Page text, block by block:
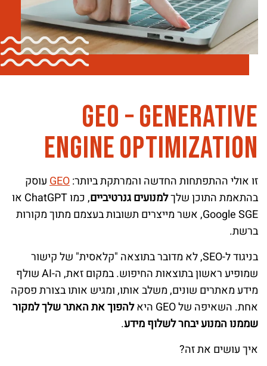
GEO –Generative
EngineOptimization
זו אולי ההתפתחות החדשה והמרתקת ביותר:GEOעוסק
בהתאמת התוכן שלךלמנועים גנרטיביים
, כמו ChatGPT או
Google SGE, אשר מייצרים תשובות בעצמם מתוך מקורות
ברשת.
בניגוד ל-SEO, לא מדובר בתוצאה "קלאסית" של קישור
שמופיע ראשון בתוצאות החיפוש. במקום זאת, ה-AI שולף
מידע מאתרים שונים, משלב אותו, ומגיש אותו בצורת פסקה
אחת. השאיפה של GEO היא
להפוך את האתר שלך למקור
שממנו המנוע יבחר לשלוף מידע.
איך עושים את זה?